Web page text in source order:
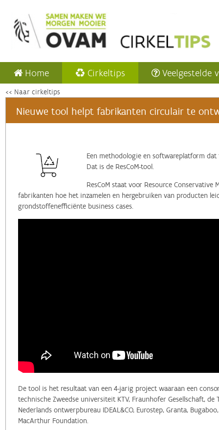
Home Cirkeltips Veelgestelde
<< Naar cirkeltips
Nieuwe tool helpt fabrikanten circulair te
Een methodologie en softwareplatform
Dat is de ResCoM-tool.
ResCoM staat voor Resource
fabrikanten hoe het inzamelen en hergebruiken van producten
grondstoffenefficiënte business cases.
De tool is het resultaat van een 4-jarig project waaraan een
technische Zweedse universiteit KTV, Fraunhofer Gesellschaft, de
Nederlands ontwerpbureau IDEAL&CO, Eurostep, Granta,
MacArthur Foundation.